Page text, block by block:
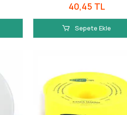
40,45 TL
Sepete Ekle